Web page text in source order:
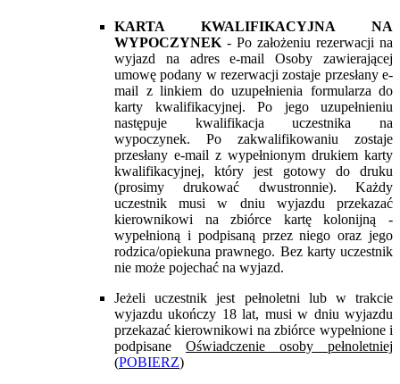
KARTA KWALIFIKACYJNA NA
WYPOCZYNEK - Po założeniu rezerwacji na
wyjazd na adres e-mail Osoby zawierającej
umowę podany w rezerwacji zostaje przesłany e-
mail z linkiem do uzupełnienia formularza do
karty kwalifikacyjnej. Po jego uzupełnieniu
następuje kwalifikacja uczestnika na
wypoczynek. Po zakwalifikowaniu zostaje
przesłany e-mail z wypełnionym drukiem karty
kwalifikacyjnej, który jest gotowy do druku
(prosimy drukować dwustronnie). Każdy
uczestnik musi w dniu wyjazdu przekazać
kierownikowi na zbiórce kartę kolonijną -
wypełnioną i podpisaną przez niego oraz jego
rodzica/opiekuna prawnego. Bez karty uczestnik
nie może pojechać na wyjazd.
Jeżeli uczestnik jest pełnoletni lub w trakcie
wyjazdu ukończy 18 lat, musi w dniu wyjazdu
przekazać kierownikowi na zbiórce wypełnione i
podpisane Oświadczenie osoby pełnoletniej
(POBIERZ)